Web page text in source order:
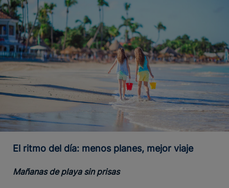
El ritmo del día: menos planes, mejor viaje
Mañanas de playa sin prisas